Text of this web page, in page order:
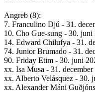
Angreb (8):
7. Franculino Djú - 31.
10. Cho Gue-sung - 30. juni
14. Edward Chilufya - 31.
74. Junior Brumado - 31.
90. Friday Etim - 30. juni
xx. Isa Musa - 31. december
xx. Alberto Velásquez - 30.
xx. Alexander Máni